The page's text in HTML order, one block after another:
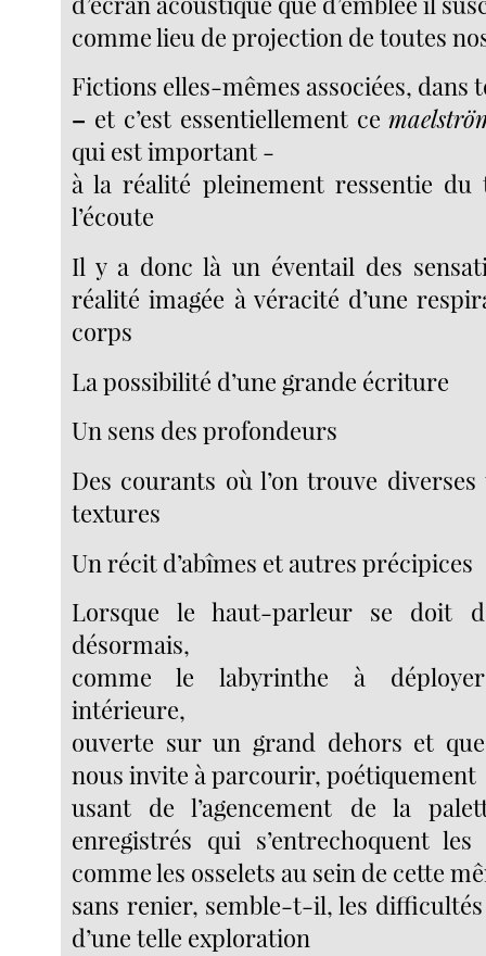
comme lieu de projection de toutes
Fictions elles-mêmes associées, dans
– et c’est essentiellement ce
qui est important -
à la réalité pleinement ressentie du
l’écoute
Il y a donc là un éventail des
réalité imagée à véracité d’une
corps
La possibilité d’une grande écriture
Un sens des profondeurs
Des courants où l’on trouve
textures
Un récit d’abîmes et autres précipices
Lorsque le haut-parleur se doit
désormais,
comme le labyrinthe à
intérieure,
ouverte sur un grand dehors et
nous invite à parcourir, poétiquement
usant de l’agencement de la
enregistrés qui s’entrechoquent
comme les osselets au sein de cette
sans renier, semble-t-il, les
d’une telle exploration